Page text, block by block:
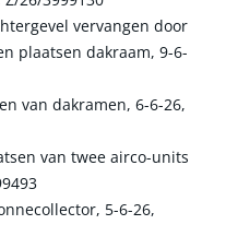
vervangen door
plaatsen dakraam, 9-6-
van dakramen, 6-6-26,
van twee airco-units
5-6-26,